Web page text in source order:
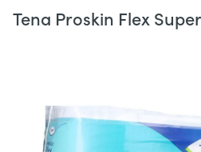
Tena Proskin Flex